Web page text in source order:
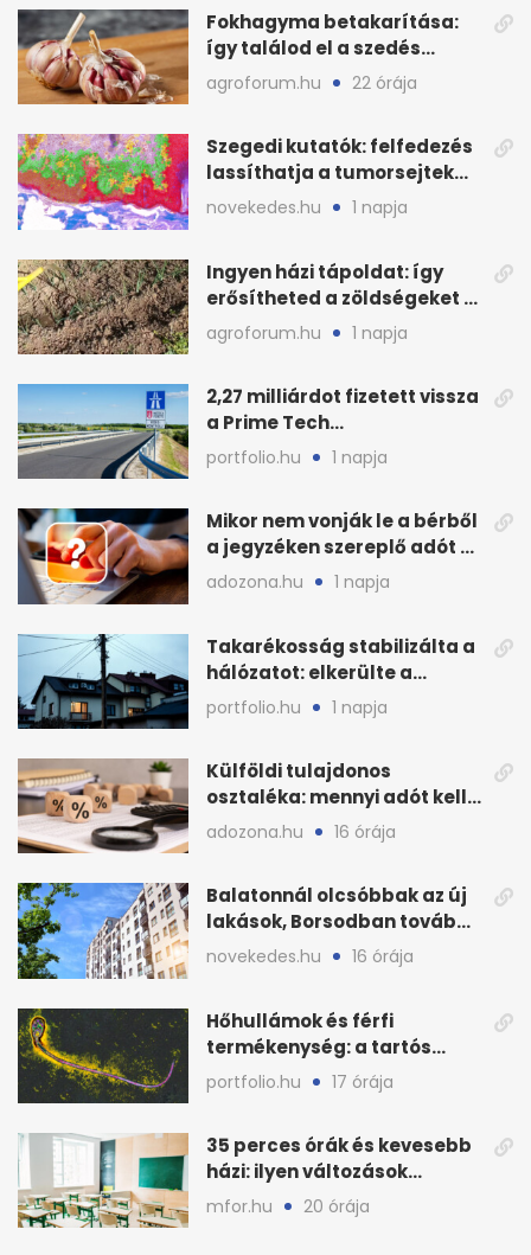
Fokhagyma betakarítása:
így találod el a szedés
legjobb időpontját
agroforum.hu 22 órája
Szegedi kutatók: felfedezés
lassíthatja a tumorsejtek
terjedését
novekedes.hu 1 napja
Ingyen házi tápoldat: így
erősítheted a zöldségeket a
hőhullám után
agroforum.hu 1 napja
2,27 milliárdot fizetett vissza
a Prime Tech
Magántőkealap az
államnak
portfolio.hu 1 napja
Mikor nem vonják le a bérből
a jegyzéken szereplő adót és
járulékot?
adozona.hu 1 napja
Takarékosság stabilizálta a
hálózatot: elkerülte a
sötétséget Magyarország
portfolio.hu 1 napja
Külföldi tulajdonos
osztaléka: mennyi adót kell
levonni 2026-ban?
adozona.hu 16 órája
Balatonnál olcsóbbak az új
lakások, Borsodban tovább
drágulnak
novekedes.hu 16 órája
Hőhullámok és férfi
termékenység: a tartós
hőstressz kimutathatóan
ront
portfolio.hu 17 órája
35 perces órák és kevesebb
házi: ilyen változások
jöhetnek az iskolákban
mfor.hu 20 órája